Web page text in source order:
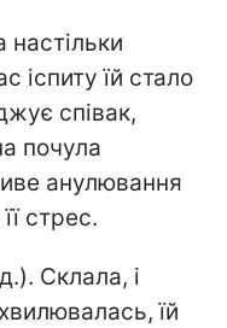
іспиту їй стало
співак,
почула
анулювання
стрес.
Склала, і
їй